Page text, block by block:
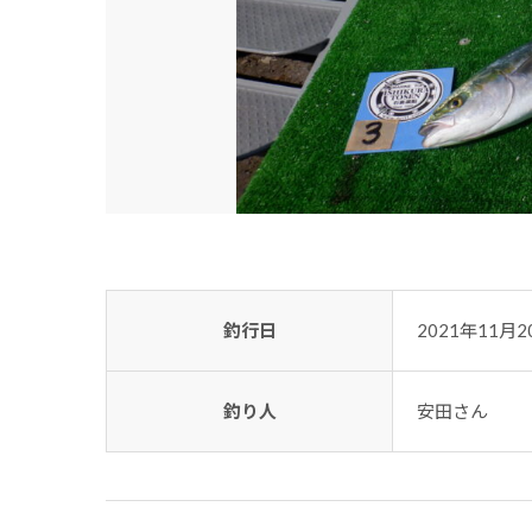
釣行日 2021年11月
釣り人 安田さん